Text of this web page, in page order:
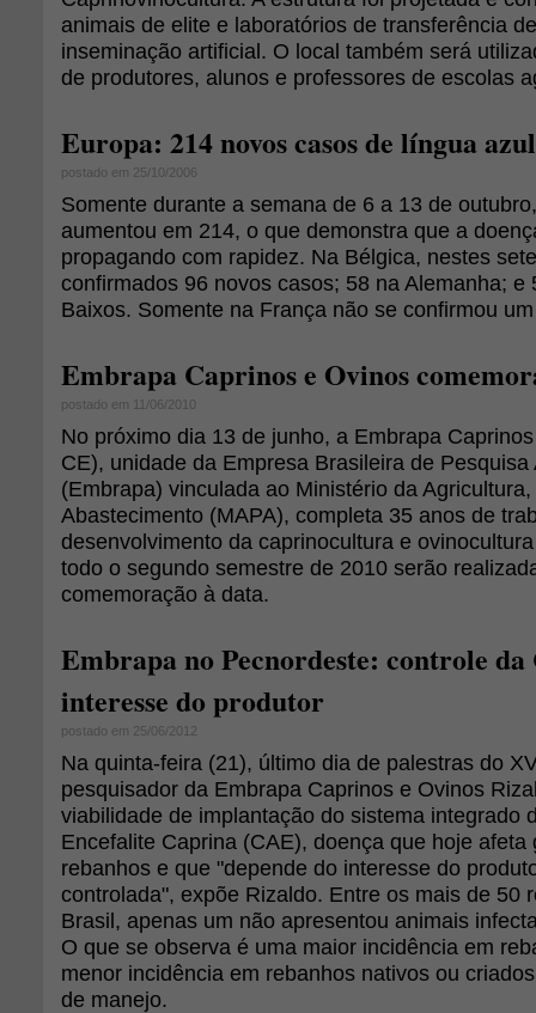
animais de elite e laboratórios de transferência
inseminação artificial. O local também será
de produtores, alunos e professores de escolas
Europa: 214 novos casos de língua
postado em 25/10/2006
Somente durante a semana de 6 a 13 de
aumentou em 214, o que demonstra que a
propagando com rapidez. Na Bélgica, nestes
confirmados 96 novos casos; 58 na Alemanha; e
Baixos. Somente na França não se confirmou
Embrapa Caprinos e Ovinos
postado em 11/06/2010
No próximo dia 13 de junho, a Embrapa
CE), unidade da Empresa Brasileira de Pesquisa
(Embrapa) vinculada ao Ministério da
Abastecimento (MAPA), completa 35 anos de
desenvolvimento da caprinocultura e
todo o segundo semestre de 2010 serão
comemoração à data.
Embrapa no Pecnordeste: controle da
interesse do produtor
postado em 25/06/2012
Na quinta-feira (21), último dia de palestras do
pesquisador da Embrapa Caprinos e Ovinos
viabilidade de implantação do sistema integrado
Encefalite Caprina (CAE), doença que hoje afeta
rebanhos e que "depende do interesse do
controlada", expõe Rizaldo. Entre os mais de 50
Brasil, apenas um não apresentou animais
O que se observa é uma maior incidência em
menor incidência em rebanhos nativos ou
de manejo.